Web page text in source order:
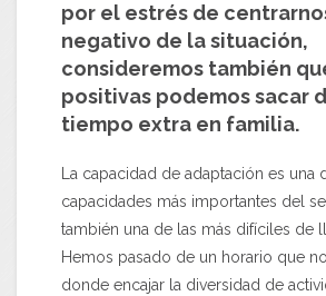
por el estrés de
negativo de la situación,
consideremos también
positivas podemos sacar
tiempo extra en familia.
La capacidad de adaptación es una
capacidades más importantes del
también una de las más difíciles de
Hemos pasado de un horario que
donde encajar la diversidad de